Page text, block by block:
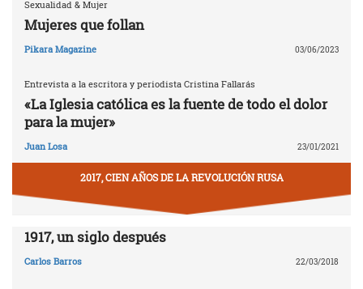
Sexualidad & Mujer
Mujeres que follan
Pikara Magazine 03/06/2023
Entrevista a la escritora y periodista Cristina Fallarás
«La Iglesia católica es la fuente de todo el dolor
para la mujer»
Juan Losa 23/01/2021
2017, CIEN AÑOS DE LA REVOLUCIÓN RUSA
1917, un siglo después
Carlos Barros 22/03/2018